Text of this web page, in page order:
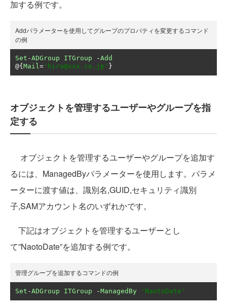
加する例です。
Addパラメーターを使用してグループのプロパティを変更するコマンド
の例
Set -ADGroup ITGroup -Add
@{ Mail= 'hiro@xxx.co.jp' }
オブジェクトを管理するユーザーやグループを指
定する
オブジェクトを管理するユーザーやグループを追加す
るには、ManagedByパラメーターを使用します。パラメ
ーターに渡す値は、識別名,GUID,セキュリティ識別
子,SAMアカウント名のいずれかです。
下記はオブジェクトを管理するユーザーとし
て”NaotoDate”を追加する例です。
管理グループを追加するコマンドの例
Set -ADGroup ITGroup -ManagedBy 'NaotoDate'